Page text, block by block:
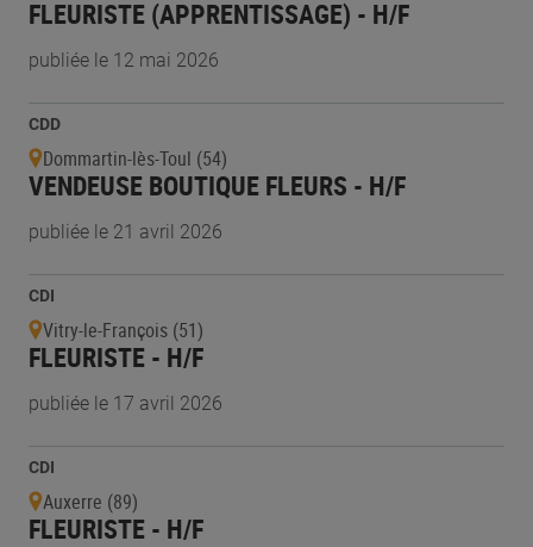
FLEURISTE (APPRENTISSAGE) - H/F
publiée le 12 mai 2026
CDD
Dommartin-lès-Toul (54)
VENDEUSE BOUTIQUE FLEURS - H/F
publiée le 21 avril 2026
CDI
Vitry-le-François (51)
FLEURISTE - H/F
publiée le 17 avril 2026
CDI
Auxerre (89)
FLEURISTE - H/F